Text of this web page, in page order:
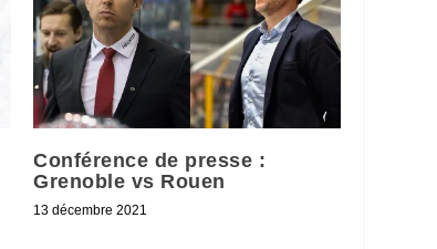
Conférence de presse :
Grenoble vs Rouen
13 décembre 2021